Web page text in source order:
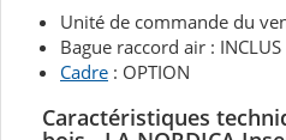
Unité de commande du
Bague raccord air : INCLUS
Cadre : OPTION
Caractéristiques